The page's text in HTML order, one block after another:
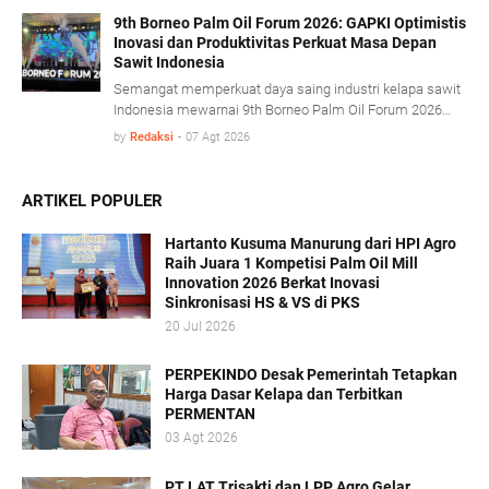
(circular energy).
9th Borneo Palm Oil Forum 2026: GAPKI Optimistis
Inovasi dan Produktivitas Perkuat Masa Depan
Sawit Indonesia
Semangat memperkuat daya saing industri kelapa sawit
Indonesia mewarnai 9th Borneo Palm Oil Forum 2026
yang mengusung tema “Resilience, Innovation, and
Hall Balikpapan, Kamis (6/8).
by Redaksi - 07 Agt 2026
ARTIKEL POPULER
Hartanto Kusuma Manurung dari HPI Agro
Raih Juara 1 Kompetisi Palm Oil Mill
Innovation 2026 Berkat Inovasi
Sinkronisasi HS & VS di PKS
20 Jul 2026
PERPEKINDO Desak Pemerintah Tetapkan
Harga Dasar Kelapa dan Terbitkan
PERMENTAN
03 Agt 2026